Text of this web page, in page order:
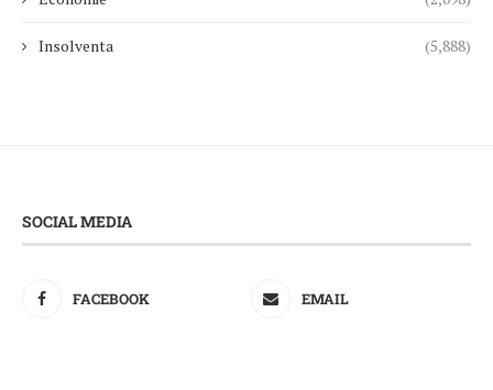
Insolventa (5,888)
SOCIAL MEDIA
FACEBOOK EMAIL